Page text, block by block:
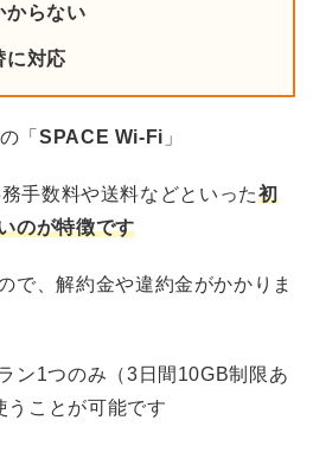
からない
に対応
「 SPACE Wi-Fi 」
手数料や送料などといった初
のが特徴です
で、解約金や違約金がかかりま
ン1つのみ（3日間10GB制限あ
うことが可能です